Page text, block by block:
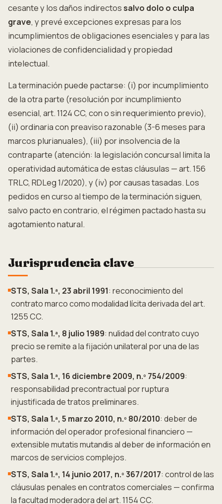
cesante y los daños indirectos salvo dolo o culpa
grave, y prevé excepciones expresas para los
incumplimientos de obligaciones esenciales y para las
violaciones de confidencialidad y propiedad
intelectual.
La terminación puede pactarse: (i) por incumplimiento
de la otra parte (resolución por incumplimiento
esencial, art. 1124 CC, con o sin requerimiento previo),
(ii) ordinaria con preaviso razonable (3-6 meses para
marcos plurianuales), (iii) por insolvencia de la
contraparte (atención: la legislación concursal limita la
operatividad automática de estas cláusulas — art. 156
TRLC, RDLeg 1/2020), y (iv) por causas tasadas. Los
pedidos en curso al tiempo de la terminación siguen,
salvo pacto en contrario, el régimen pactado hasta su
agotamiento natural.
Jurisprudencia clave
STS, Sala 1.ª, 23 abril 1991: reconocimiento del
contrato marco como modalidad lícita derivada del art.
1255 CC.
STS, Sala 1.ª, 8 julio 1989: nulidad del contrato cuyo
precio se remite a la fijación unilateral por una de las
partes.
STS, Sala 1.ª, 16 diciembre 2009, n.º 754/2009:
responsabilidad precontractual por ruptura
injustificada de tratos preliminares.
STS, Sala 1.ª, 5 marzo 2010, n.º 80/2010: deber de
información del operador profesional financiero —
extensible mutatis mutandis al deber de información en
marcos de servicios complejos.
STS, Sala 1.ª, 14 junio 2017, n.º 367/2017: control de las
cláusulas penales en contratos comerciales — confirma
la facultad moderadora del art. 1154 CC.